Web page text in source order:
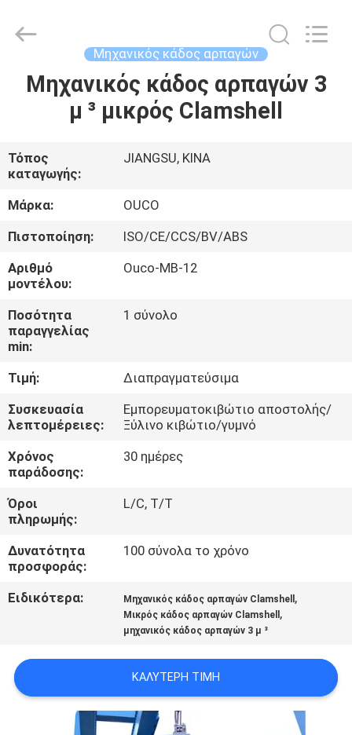
ΣΠΊΤΙ
ΒΊΝΤΕΟ
ΕΜΦΆΝΙΣΗ
VR
ΣΧΕΤΙΚΆ
ΜΕ
ΕΜΆΣ
ΕΠΙΣΚΈΨΕΙΣ
ΕΡΓΟΣΤΆΣΙΟ
ΈΛΕΓΧΟΣ
ΠΟΙΌΤΗΤΑΣ
ΕΙΔΉΣΕΙΣ
CONTACT
GROUP
Reserved.
Μηχανικός κάδος αρπαγών
Μηχανικός κάδος αρπαγών 3
μ ³ μικρός Clamshell
Τόπος
καταγωγής:
JIANGSU, ΚΙΝΑ
Μάρκα:
OUCO
Πιστοποίηση:
ISO/CE/CCS/BV/ABS
Αριθμό
μοντέλου:
Ouco-ΜΒ-12
Ποσότητα
παραγγελίας
min:
1 σύνολο
Τιμή:
Διαπραγματεύσιμα
Συσκευασία
λεπτομέρειες:
Εμπορευματοκιβώτιο αποστολής/
Ξύλινο κιβώτιο/γυμνό
Χρόνος
παράδοσης:
30 ημέρες
Όροι
πληρωμής:
L/C, T/T
Δυνατότητα
προσφοράς:
100 σύνολα το χρόνο
Ειδικότερα: Μηχανικός κάδος αρπαγών Clamshell ,
Μικρός κάδος αρπαγών Clamshell ,
μηχανικός κάδος αρπαγών 3 μ ³
ΚΑΛΎΤΕΡΗ ΤΙΜΉ